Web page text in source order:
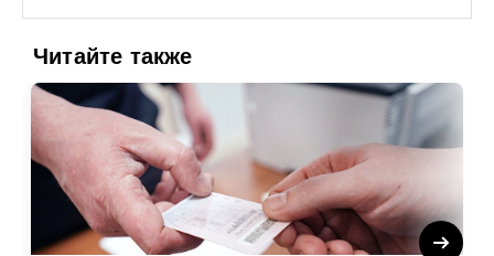
Читайте также
Next